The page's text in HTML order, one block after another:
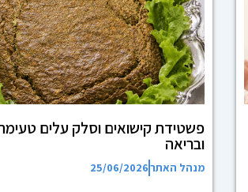
פשטידת קישואים וסלק עלים
ובריאה
מנהל האתר25/06/2026